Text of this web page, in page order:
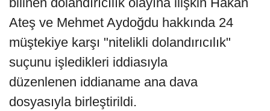
Ateş ve Mehmet Aydoğdu hakkında 24
müştekiye karşı "nitelikli dolandırıcılık"
suçunu işledikleri iddiasıyla
düzenlenen iddianame ana dava
dosyasıyla birleştirildi.